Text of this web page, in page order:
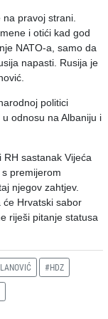
pravoj strani.
i otići kad god
NATO-a, samo da
napasti. Rusija je
politici
odnosu na Albaniju i
sastanak Vijeća
premijerom
njegov zahtjev.
će Hrvatski sabor
riješi pitanje statusa
#HDZ